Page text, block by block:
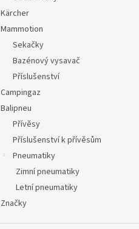
Kärcher
Mammotion
Sekačky
Bazénový vysavač
Příslušenství
Campingaz
Balipneu
Přívěsy
Příslušenství k přívěsům
Pneumatiky
Zimní pneumatiky
Letní pneumatiky
Značky